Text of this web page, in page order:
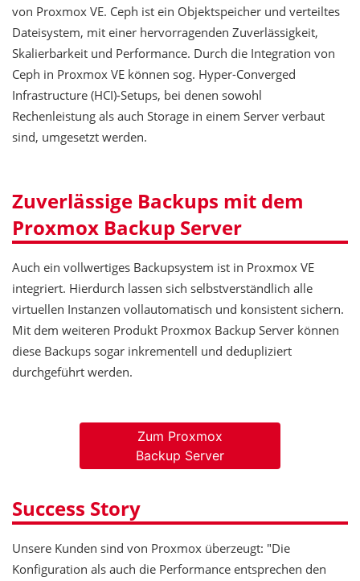
von Proxmox VE. Ceph ist ein Objektspeicher und verteiltes
Dateisystem, mit einer hervorragenden Zuverlässigkeit,
Skalierbarkeit und Performance. Durch die Integration von
Ceph in Proxmox VE können sog. Hyper-Converged
Infrastructure (HCI)-Setups, bei denen sowohl
Rechenleistung als auch Storage in einem Server verbaut
sind, umgesetzt werden.
Zuverlässige Backups mit dem
Proxmox Backup Server
Auch ein vollwertiges Backupsystem ist in Proxmox VE
integriert. Hierdurch lassen sich selbstverständlich alle
virtuellen Instanzen vollautomatisch und konsistent sichern.
Mit dem weiteren Produkt Proxmox Backup Server können
diese Backups sogar inkrementell und dedupliziert
durchgeführt werden.
Zum Proxmox
Backup Server
Success Story
Unsere Kunden sind von Proxmox überzeugt: "Die
Konfiguration als auch die Performance entsprechen den